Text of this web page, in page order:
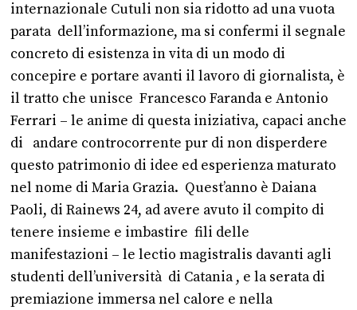
internazionale Cutuli non sia ridotto ad una vuota
parata dell’informazione, ma si confermi il segnale
concreto di esistenza in vita di un modo di
concepire e portare avanti il lavoro di giornalista, è
il tratto che unisce Francesco Faranda e Antonio
Ferrari – le anime di questa iniziativa, capaci anche
di andare controcorrente pur di non disperdere
questo patrimonio di idee ed esperienza maturato
nel nome di Maria Grazia. Quest’anno è Daiana
Paoli, di Rainews 24, ad avere avuto il compito di
tenere insieme e imbastire fili delle
manifestazioni – le lectio magistralis davanti agli
studenti dell’università di Catania , e la serata di
premiazione immersa nel calore e nella